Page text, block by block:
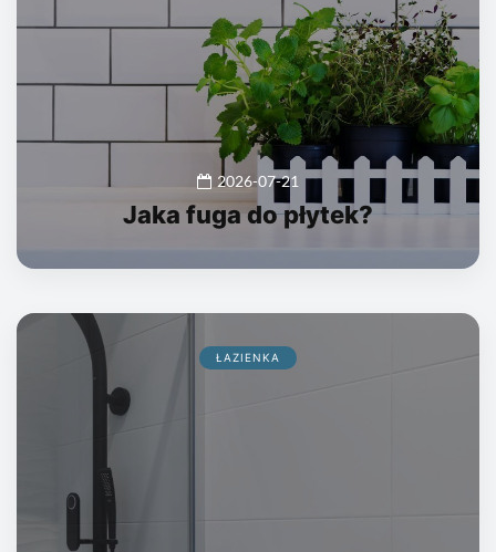
2026-07-21
Jaka fuga do płytek?
ŁAZIENKA